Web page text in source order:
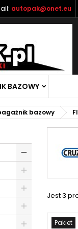
autopak@onet.eu
BAZOWY
bazowy
Jest 3
Pakiet